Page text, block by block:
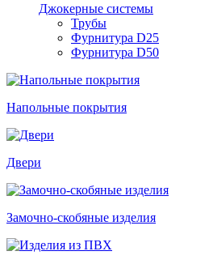
Джокерные системы
Трубы
Фурнитура D25
Фурнитура D50
Напольные покрытия
Двери
Замочно-скобяные изделия